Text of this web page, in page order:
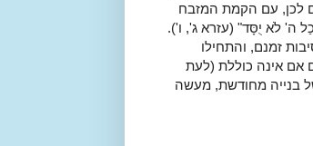
לכן, עם הקמת המזבח
ה' לֹא יֻסָּד" (עזרא ג', ו').
זמנם, והתחילו
אם אינה כוללת (לעת
בנייה מחודשת, מעשה